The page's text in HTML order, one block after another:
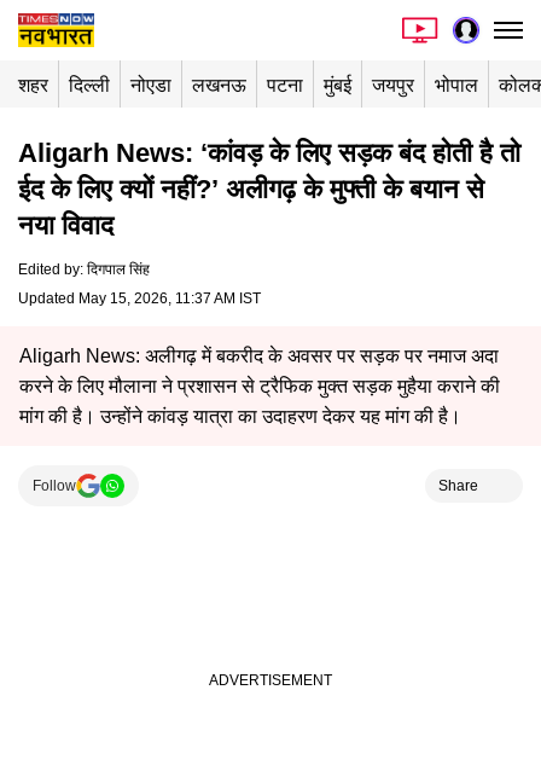
शहर दिल्ली नोएडा लखनऊ पटना मुंबई जयपुर भोपाल
Aligarh News: ‘कांवड़ के लिए सड़क बंद होती है तो
ईद के लिए क्यों नहीं?’ अलीगढ़ के मुफ्ती के बयान से
नया विवाद
Edited by: दिगपाल सिंह
Updated May 15, 2026, 11:37 AM IST
Aligarh News: अलीगढ़ में बकरीद के अवसर पर सड़क पर नमाज अदा
करने के लिए मौलाना ने प्रशासन से ट्रैफिक मुक्त सड़क मुहैया कराने की
मांग की है। उन्होंने कांवड़ यात्रा का उदाहरण देकर यह मांग की है।
Follow Share